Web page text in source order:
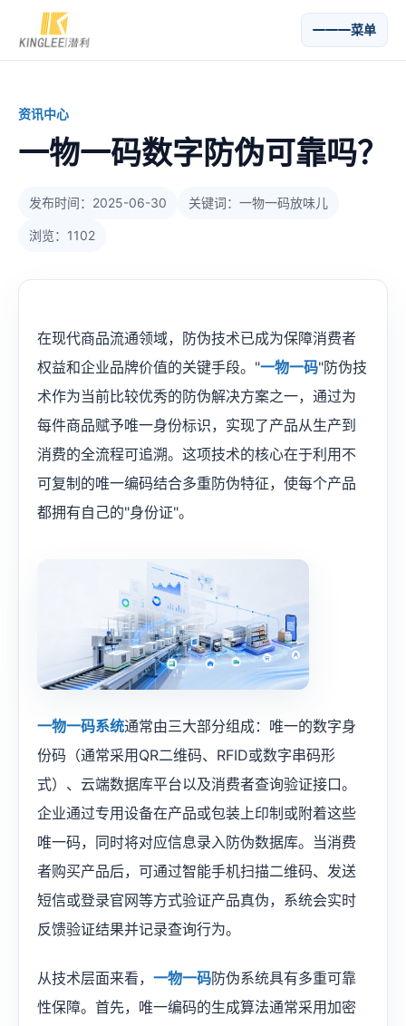
菜单
资讯中心
一物一码数字防伪可靠吗？
发布时间：2025-06-30 关键词：一物一码放味儿
浏览：1102
在现代商品流通领域，防伪技术已成为保障消费者
权益和企业品牌价值的关键手段。"一物一码"防伪技
术作为当前比较优秀的防伪解决方案之一，通过为
每件商品赋予唯一身份标识，实现了产品从生产到
消费的全流程可追溯。这项技术的核心在于利用不
可复制的唯一编码结合多重防伪特征，使每个产品
都拥有自己的"身份证"。
一物一码系统通常由三大部分组成：唯一的数字身
份码（通常采用QR二维码、RFID或数字串码形
式）、云端数据库平台以及消费者查询验证接口。
企业通过专用设备在产品或包装上印制或附着这些
唯一码，同时将对应信息录入防伪数据库。当消费
者购买产品后，可通过智能手机扫描二维码、发送
短信或登录官网等方式验证产品真伪，系统会实时
反馈验证结果并记录查询行为。
从技术层面来看， 一物一码防伪系统具有多重可靠
性保障。首先，唯一编码的生成算法通常采用加密